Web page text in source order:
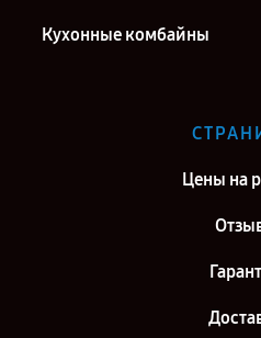
Кухонные комбайны
Цены на